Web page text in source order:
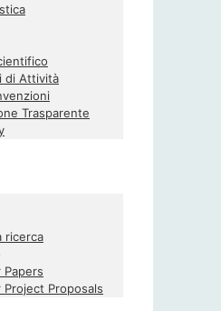
di Attività
Trasparente
ricerca
Papers
Project Proposals